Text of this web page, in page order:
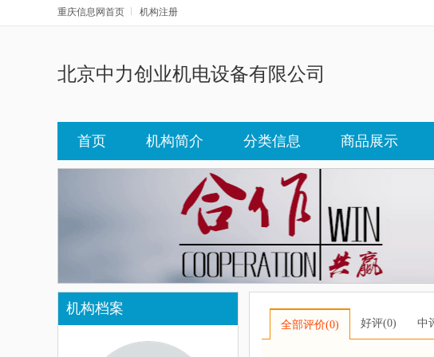
重庆信息网首页 机构注册
北京中力创业机电设备有限公司
首页 机构简介 分类信息 商品展示
机构档案
全部评价(0) 好评(0) 中